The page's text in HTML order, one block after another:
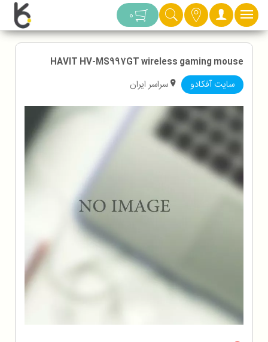
دسته بندی 0
HAVIT HV-MS997GT wireless gaming mouse
سایت آفکادو سراسر ایران